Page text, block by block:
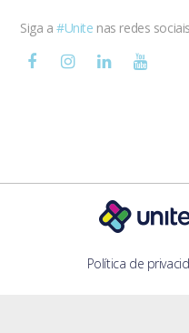
Siga a#Unite nas redes sociais
Política de